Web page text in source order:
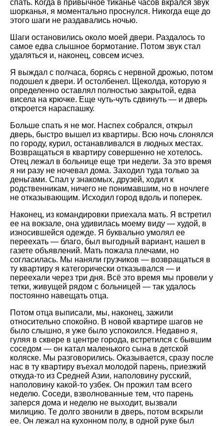
спать. Когда в привычное тиканье часов вкрался звук
шорканья, я моментально проснулся. Никогда еще до
этого шаги не раздавались ночью.
Шаги остановились около моей двери. Раздалось то
самое едва слышное бормотание. Потом звук стал
удаляться и, наконец, совсем исчез.
Я выждал с полчаса, борясь с нервной дрожью, потом
подошел к двери. И остолбенел. Щеколда, которую я
определенно оставлял полностью закрытой, едва
висела на крючке. Еще чуть-чуть сдвинуть — и дверь
откроется нараспашку.
Больше спать я не мог. Наспех собрался, открыл
дверь, быстро вышел из квартиры. Всю ночь слонялся
по городу, курил, останавливался в людных местах.
Возвращаться в квартиру совершенно не хотелось.
Отец лежал в больнице еще три недели. За это время
я ни разу не ночевал дома. Заходил туда только за
деньгами. Спал у знакомых, друзей, ходил к
родственникам, ничего не понимавшим, но в ночлеге
не отказывающим. Исходил город вдоль и поперек.
Наконец, из командировки приехала мать. Я встретил
ее на вокзале, она удивилась моему виду — худой, в
износившейся одежде. Я буквально умолял ее
переехать — благо, был выгодный вариант, нашел в
газете объявлений. Мать пожала плечами, но
согласилась. Мы наняли грузчиков — возвращаться в
ту квартиру я категорически отказывался — и
переехали через три дня. Всё это время мы провели у
тетки, живущей рядом с больницей — так удалось
постоянно навещать отца.
Потом отца выписали, мы, наконец, зажили
относительно спокойно. В новой квартире шагов не
было слышно, я уже было успокоился. Недавно я,
гуляя в сквере в центре города, встретился с бывшим
соседом — он катал маленького сына в детской
коляске. Мы разговорились. Оказывается, сразу после
нас в ту квартиру въехал молодой парень, приезжий
откуда-то из Средней Азии, наполовину русский,
наполовину какой-то узбек. Он прожил там всего
неделю. Соседи, взволнованные тем, что парень
заперся дома и неделю не выходит, вызвали
милицию. Те долго звонили в дверь, потом вскрыли
ее. Он лежал на кухонном полу, в одной руке был